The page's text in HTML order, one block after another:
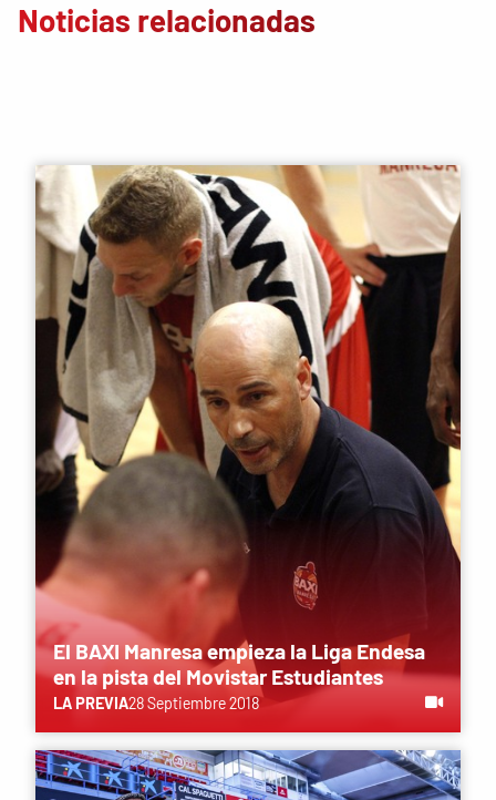
Noticias relacionadas
El BAXI Manresa empieza la Liga Endesa
en la pista del Movistar Estudiantes
LA PREVIA28 Septiembre 2018